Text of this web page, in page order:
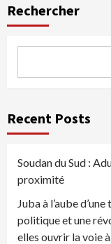
Rechercher
Recent Posts
Soudan du Sud :
proximité
Juba à l’aube
politique et une
elles ouvrir la voie à